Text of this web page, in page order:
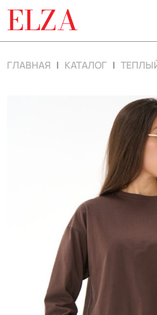
ELZA
ГЛАВНАЯ КАТАЛОГ